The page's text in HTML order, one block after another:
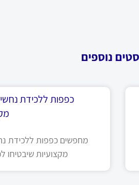
נוספים
כפפות ללכידת
מחפשים כפפות ללכידת
מקצועיות שיבטיחו